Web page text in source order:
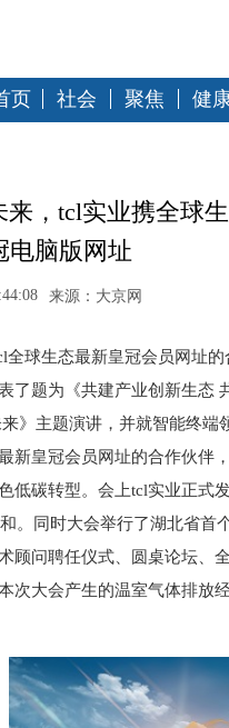
页 社会 聚焦 健
来，tcl实业携全球
电脑版网址
来源：大京网
全球生态最新皇冠会员网址
了题为《共建产业创新生态
》主题演讲，并就智能终
新皇冠会员网址的合作伙伴
低碳转型。会上tcl实业正式
。同时大会举行了湖北省
顾问聘任仪式、圆桌论坛、
次大会产生的温室气体排放